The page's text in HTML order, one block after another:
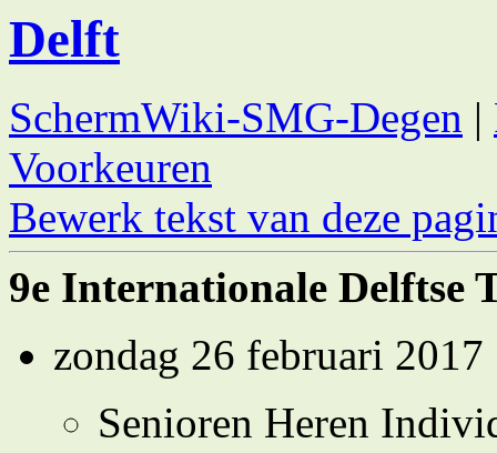
Delft
SchermWiki-SMG-Degen |
Voorkeuren
Bewerk tekst van deze
9e Internationale Delftse
zondag 26 februari 2017
Senioren Heren